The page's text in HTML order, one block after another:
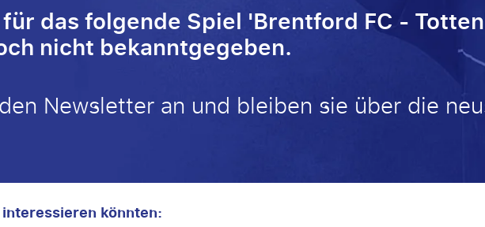
das folgende Spiel 'Brentford FC -
nicht bekanntgegeben.
Newsletter an und bleiben sie über die
könnten: